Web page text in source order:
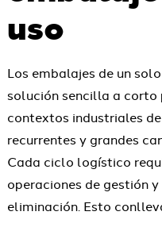
uso
Los embalajes de un
solución sencilla a corto
contextos industriales
recurrentes y grandes
Cada ciclo logístico
operaciones de gestión
eliminación. Esto